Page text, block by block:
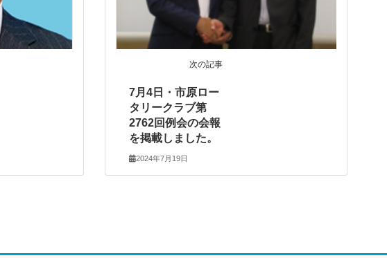
次の記事
7月4日・市原ロー
タリークラブ第
2762回例会の会報
を掲載しました。
2024年7月19日